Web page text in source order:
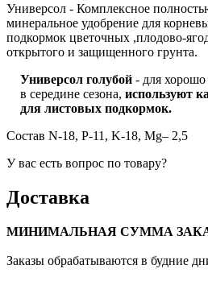
Универсол - Комплексное
минеральное удобрение для
подкормок цветочных ,плодово-
открытого и защищенного грунта.
Универсол голубой - для хорошо
в середине сезона, используют
для листовых подкормок.
Состав N-18, P-11, K-18, Mg– 2,5
У вас есть вопрос по товару?
Доставка
МИНИМАЛЬНАЯ СУММА
Заказы обрабатываются в будние